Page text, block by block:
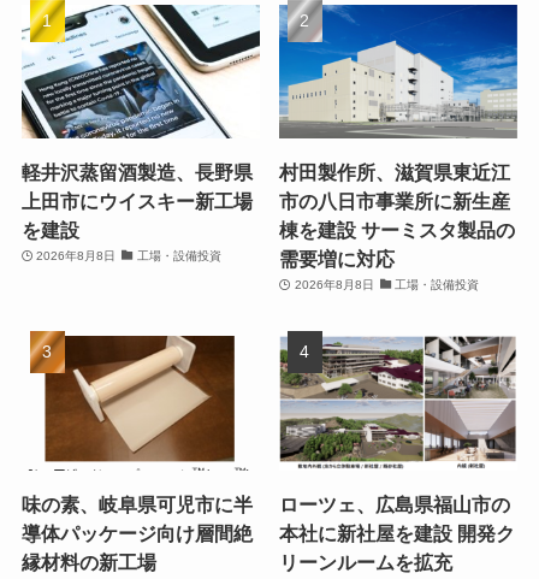
軽井沢蒸留酒製造、長野県
上田市にウイスキー新工場
を建設
2026年8月8日 工場・設備投資
村田製作所、滋賀県東近江
市の八日市事業所に新生産
棟を建設 サーミスタ製品の
需要増に対応
2026年8月8日 工場・設備投資
味の素、岐阜県可児市に半
導体パッケージ向け層間絶
縁材料の新工場
ローツェ、広島県福山市の
本社に新社屋を建設 開発ク
リーンルームを拡充